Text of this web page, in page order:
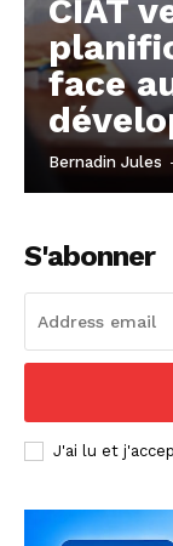
CIAT
face
Bernadin Jules
S'abonner
J'ai lu et